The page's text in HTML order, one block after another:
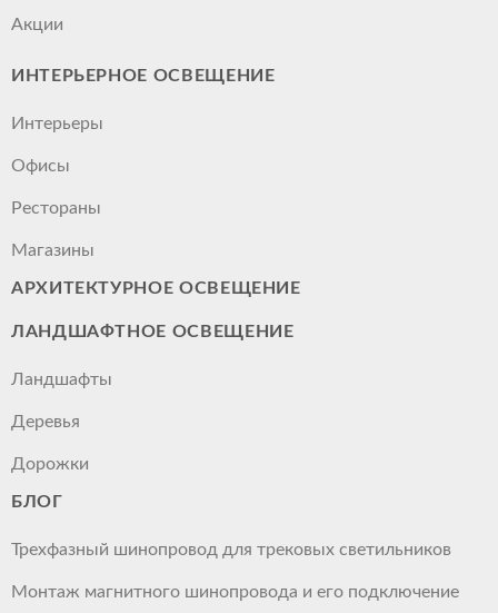
Акции
ИНТЕРЬЕРНОЕ ОСВЕЩЕНИЕ
Интерьеры
Офисы
Рестораны
Магазины
АРХИТЕКТУРНОЕ ОСВЕЩЕНИЕ
ЛАНДШАФТНОЕ ОСВЕЩЕНИЕ
Ландшафты
Деревья
Дорожки
БЛОГ
Трехфазный шинопровод для трековых светильников
Монтаж магнитного шинопровода и его подключение